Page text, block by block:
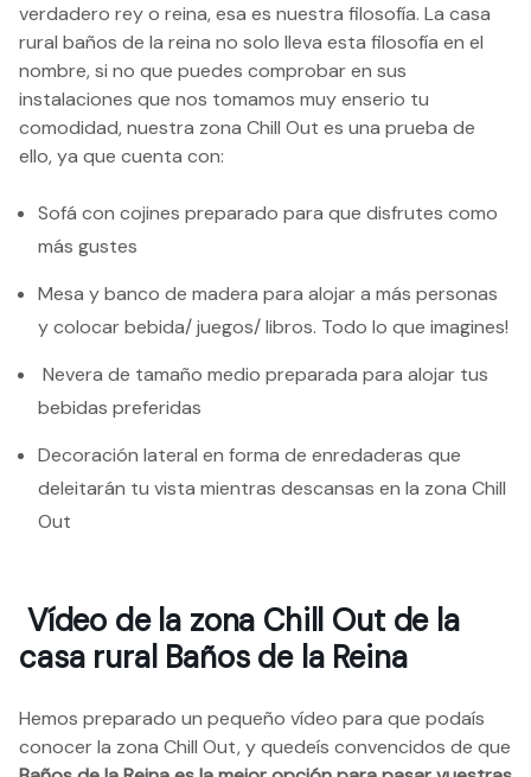
verdadero rey o reina, esa es nuestra filosofía. La casa
rural baños de la reina no solo lleva esta filosofía en el
nombre, si no que puedes comprobar en sus
instalaciones que nos tomamos muy enserio tu
comodidad, nuestra zona Chill Out es una prueba de
ello, ya que cuenta con:
Sofá con cojines preparado para que disfrutes como
más gustes
Mesa y banco de madera para alojar a más personas
y colocar bebida/ juegos/ libros. Todo lo que imagines!
Nevera de tamaño medio preparada para alojar tus
bebidas preferidas
Decoración lateral en forma de enredaderas que
deleitarán tu vista mientras descansas en la zona Chill
Out
Vídeo de la zona Chill Out de la
casa rural Baños de la Reina
Hemos preparado un pequeño vídeo para que podaís
conocer la zona Chill Out, y quedeís convencidos de que